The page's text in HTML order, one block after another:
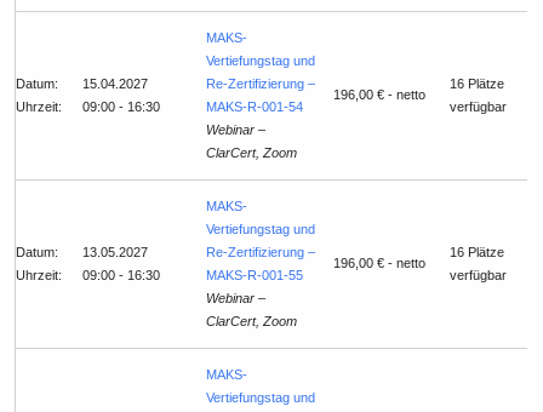
Datum:
Uhrzeit:
15.04.2027
09:00 - 16:30
MAKS-
Vertiefungstag und
Re-Zertifizierung –
MAKS-R-001-54
Webinar –
ClarCert, Zoom
196,00 € - netto
16 Plätze
verfügbar
Datum:
Uhrzeit:
13.05.2027
09:00 - 16:30
MAKS-
Vertiefungstag und
Re-Zertifizierung –
MAKS-R-001-55
Webinar –
ClarCert, Zoom
196,00 € - netto
16 Plätze
verfügbar
MAKS-
Vertiefungstag und